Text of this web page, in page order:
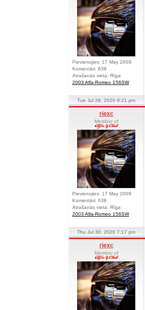
Pievienojies: 17 May 2009
Komentāri: 638
Atrašanās vieta: Rīga
2003 Alfa-Romeo 156SW
Tue Jul 28, 2020 9:21 pm
riexc
Member of
Pievienojies: 17 May 2009
Komentāri: 638
Atrašanās vieta: Rīga
2003 Alfa-Romeo 156SW
Thu Jul 30, 2020 7:17 pm
riexc
Member of